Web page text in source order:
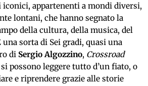
iconici, appartenenti a mondi diversi,
lontani, che hanno segnato la
della cultura, della musica, del
una sorta di Sei gradi, quasi una
di Sergio Algozzino, Crossroad
possono leggere tutto d’un fiato, o
e riprendere grazie alle storie